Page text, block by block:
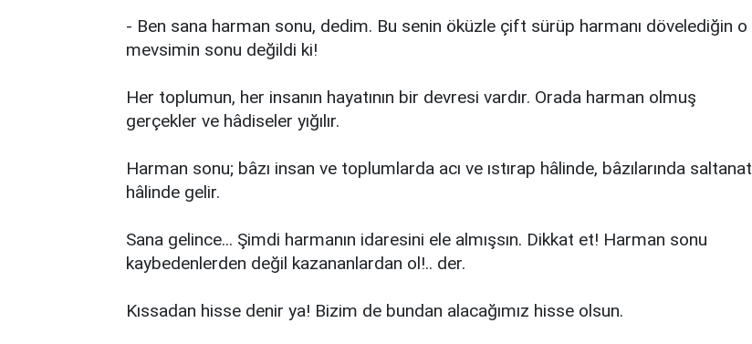
- Ben sana harman sonu, dedim. Bu senin öküzle çift sürüp harmanı dövelediğin o
mevsimin sonu değildi ki!
Her toplumun, her insanın hayatının bir devresi vardır. Orada harman olmuş
gerçekler ve hâdiseler yığılır.
Harman sonu; bâzı insan ve toplumlarda acı ve ıstırap hâlinde, bâzılarında saltanat
hâlinde gelir.
Sana gelince... Şimdi harmanın idaresini ele almışsın. Dikkat et! Harman sonu
kaybedenlerden değil kazananlardan ol!.. der.
Kıssadan hisse denir ya! Bizim de bundan alacağımız hisse olsun.